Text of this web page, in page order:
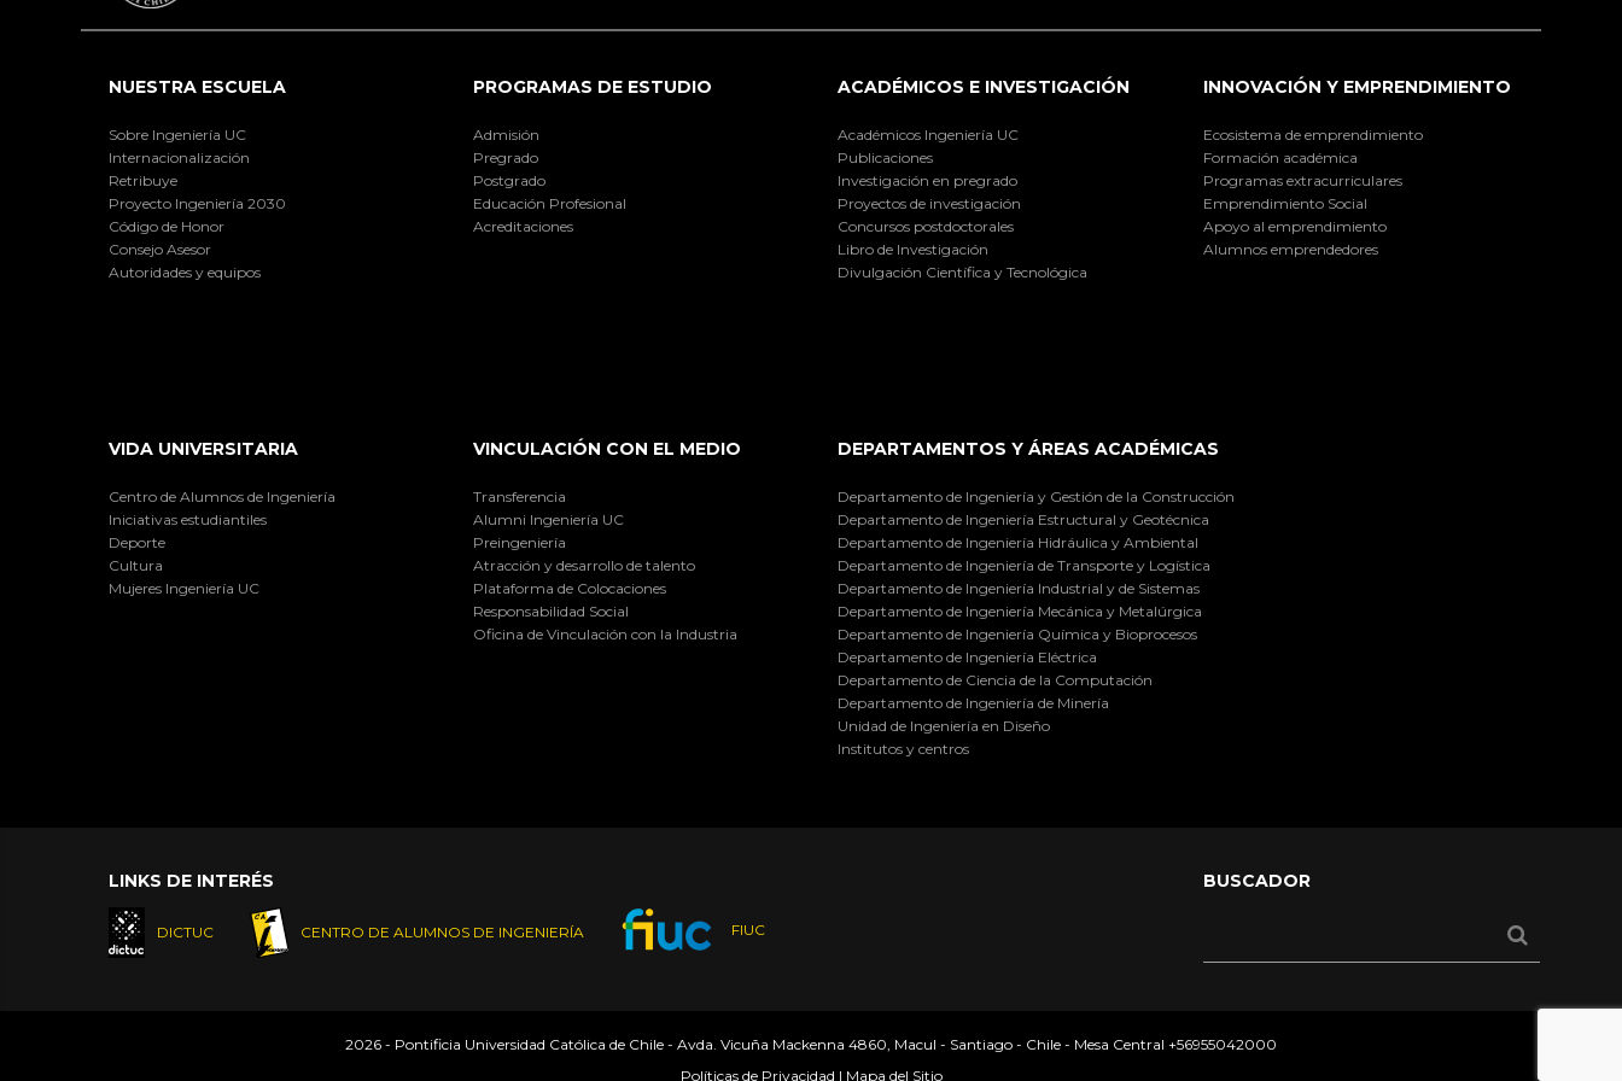
NUESTRA ESCUELA
Sobre Ingeniería UC
Internacionalización
Retribuye
Proyecto Ingeniería 2030
Código de Honor
Consejo Asesor
Autoridades y equipos
PROGRAMAS DE ESTUDIO
Admisión
Pregrado
Postgrado
Educación Profesional
Acreditaciones
ACADÉMICOS E INVESTIGACIÓN
Académicos Ingeniería UC
Publicaciones
Investigación en pregrado
Proyectos de investigación
Concursos postdoctorales
Libro de Investigación
Divulgación Científica y Tecnológica
INNOVACIÓN Y EMPRENDIMIENTO
Ecosistema de emprendimiento
Formación académica
Programas extracurriculares
Emprendimiento Social
Apoyo al emprendimiento
Alumnos emprendedores
VIDA UNIVERSITARIA
Centro de Alumnos de Ingeniería
Iniciativas estudiantiles
Deporte
Cultura
Mujeres Ingeniería UC
VINCULACIÓN CON EL MEDIO
Transferencia
Alumni Ingeniería UC
Preingeniería
Atracción y desarrollo de talento
Plataforma de Colocaciones
Responsabilidad Social
Oficina de Vinculación con la Industria
DEPARTAMENTOS Y ÁREAS ACADÉMICAS
Departamento de Ingeniería y Gestión de la Construcción
Departamento de Ingeniería Estructural y Geotécnica
Departamento de Ingeniería Hidráulica y Ambiental
Departamento de Ingeniería de Transporte y Logística
Departamento de Ingeniería Industrial y de Sistemas
Departamento de Ingeniería Mecánica y Metalúrgica
Departamento de Ingeniería Química y Bioprocesos
Departamento de Ingeniería Eléctrica
Departamento de Ciencia de la Computación
Departamento de Ingeniería de Minería
Unidad de Ingeniería en Diseño
Institutos y centros
LINKS DE INTERÉS
DICTUC CENTRO DE ALUMNOS DE INGENIERÍA FIUC
BUSCADOR
2026 - Pontificia Universidad Católica de Chile - Avda. Vicuña Mackenna 4860, Macul - Santiago - Chile - Mesa Central +56955042000
Políticas de Privacidad | Mapa del Sitio